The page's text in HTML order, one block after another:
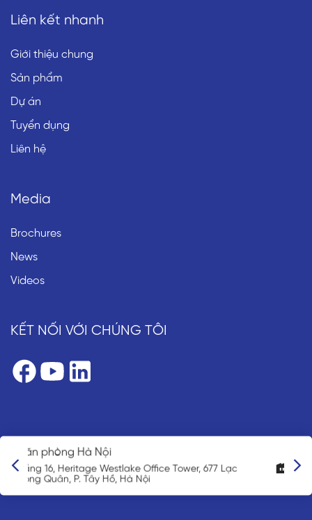
Liên kết nhanh
Giới thiệu chung
Sản phẩm
Dự án
Tuyển dụng
Liên hệ
Media
Brochures
News
Videos
KẾT NỐI VỚI CHÚNG TÔI
Văn phòng đại diện Nhật Bản
3-3-5 Nihonbashi Ningyocho, Chuo-ku Tokyo 103-
0013, Japan